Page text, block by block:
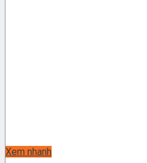
Xem nhanh